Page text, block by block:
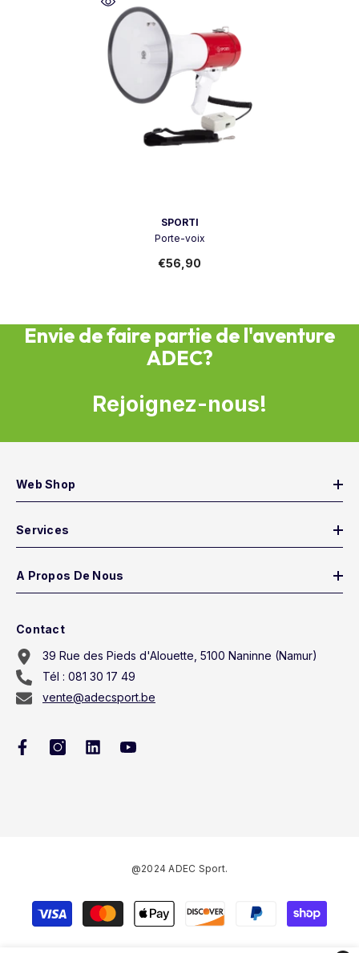
SPORTI
Porte-voix
€56,90
Envie de faire partie de l'aventure
ADEC?
Rejoignez-nous!
Web Shop
Services
A Propos De Nous
Contact
39 Rue des Pieds d'Alouette, 5100 Naninne (Namur)
Tél : 081 30 17 49
vente@adecsport.be
@2024 ADEC Sport.
Payment
methods